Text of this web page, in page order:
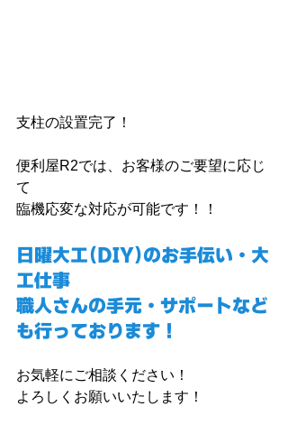
支柱の設置完了！
便利屋R2では、お客様のご要望に応じ
て
臨機応変な対応が可能です！！
日曜大工（DIY）のお手伝い・大
工仕事
職人さんの手元・サポートなど
も行っております！
お気軽にご相談ください！
よろしくお願いいたします！